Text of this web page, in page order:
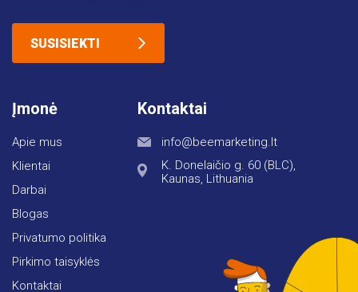
SUSISIEKTI
Įmonė
Apie mus
Klientai
Darbai
Blogas
Privatumo politika
Pirkimo taisyklės
Kontaktai
Kontaktai
info@beemarketing.lt
K. Donelaičio g. 60 (BLC),
Kaunas, Lithuania